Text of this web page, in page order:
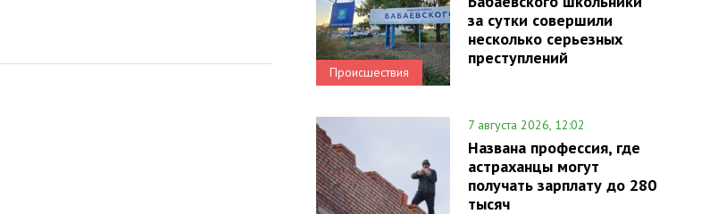
Происшествия
за сутки совершили
несколько серьезных
преступлений
7 августа 2026, 12:02
Названа профессия, где
астраханцы могут
получать зарплату до 280
тысяч